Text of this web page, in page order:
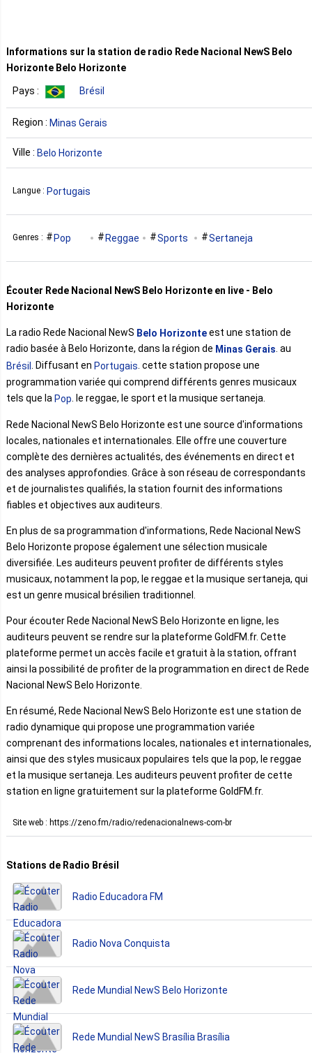
Informations sur la station de radio Rede Nacional NewS Belo
Horizonte Belo Horizonte
Pays : Brésil
Region : Minas Gerais
Ville : Belo Horizonte
Langue : Portugais
Genres : Pop Reggae Sports Sertaneja
Écouter Rede Nacional NewS Belo Horizonte en live - Belo
Horizonte
La radio Rede Nacional NewS Belo Horizonteest une station de
radio basée à Belo Horizonte, dans la région de Minas Gerais. au
Brésil
. Diffusant en Portugais . cette station propose une
programmation variée qui comprend différents genres musicaux
tels que la Pop . le reggae, le sport et la musique sertaneja.
Rede Nacional NewS Belo Horizonte est une source d'informations
locales, nationales et internationales. Elle offre une couverture
complète des dernières actualités, des événements en direct et
des analyses approfondies. Grâce à son réseau de correspondants
et de journalistes qualifiés, la station fournit des informations
fiables et objectives aux auditeurs.
En plus de sa programmation d'informations, Rede Nacional NewS
Belo Horizonte propose également une sélection musicale
diversifiée. Les auditeurs peuvent profiter de différents styles
musicaux, notamment la pop, le reggae et la musique sertaneja, qui
est un genre musical brésilien traditionnel.
Pour écouter Rede Nacional NewS Belo Horizonte en ligne, les
auditeurs peuvent se rendre sur la plateforme GoldFM.fr. Cette
plateforme permet un accès facile et gratuit à la station, offrant
ainsi la possibilité de profiter de la programmation en direct de Rede
Nacional NewS Belo Horizonte.
En résumé, Rede Nacional NewS Belo Horizonte est une station de
radio dynamique qui propose une programmation variée
comprenant des informations locales, nationales et internationales,
ainsi que des styles musicaux populaires tels que la pop, le reggae
et la musique sertaneja. Les auditeurs peuvent profiter de cette
station en ligne gratuitement sur la plateforme GoldFM.fr.
Site web : https://zeno.fm/radio/redenacionalnews-com-br
Stations de Radio Brésil
Radio Educadora FM
Radio Nova Conquista
Rede Mundial NewS Belo Horizonte
Rede Mundial NewS Brasília Brasília